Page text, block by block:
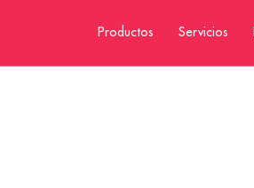
Productos Servicios